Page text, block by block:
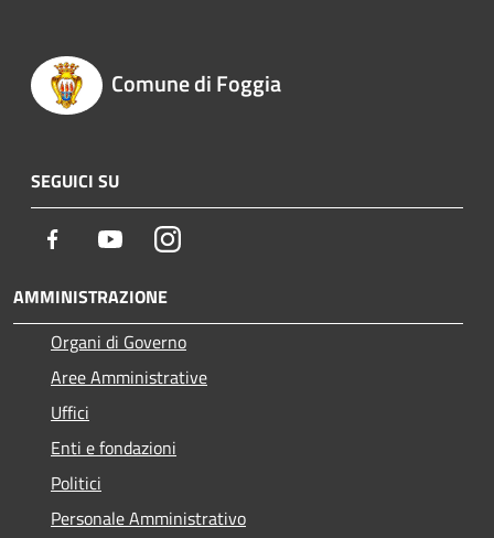
Comune di Foggia
SEGUICI SU
Facebook YoutubeInstagram
AMMINISTRAZIONE
Organi di Governo
Aree Amministrative
Uffici
Enti e fondazioni
Politici
Personale Amministrativo